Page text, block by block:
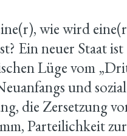
wie wird
Ein neuer Staat
Lüge vom
und
die Zersetzung
Parteilichkeit